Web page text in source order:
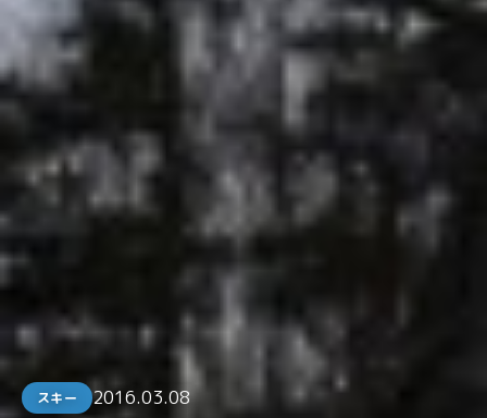
スキー 2016.03.08